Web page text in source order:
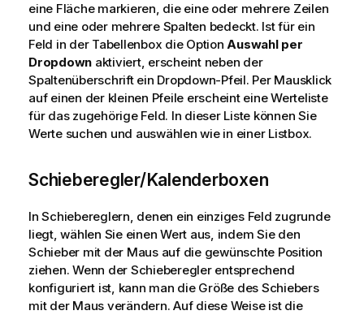
eine Fläche markieren, die eine oder mehrere Zeilen
und eine oder mehrere Spalten bedeckt. Ist für ein
Feld in der Tabellenbox die OptionAuswahl per
Dropdown aktiviert, erscheint neben der
Spaltenüberschrift ein Dropdown-Pfeil. Per Mausklick
auf einen der kleinen Pfeile erscheint eine Werteliste
für das zugehörige Feld. In dieser Liste können Sie
Werte suchen und auswählen wie in einer Listbox.
Schieberegler/Kalenderboxen
In Schiebereglern, denen ein einziges Feld zugrunde
liegt, wählen Sie einen Wert aus, indem Sie den
Schieber mit der Maus auf die gewünschte Position
ziehen. Wenn der Schieberegler entsprechend
konfiguriert ist, kann man die Größe des Schiebers
mit der Maus verändern. Auf diese Weise ist die